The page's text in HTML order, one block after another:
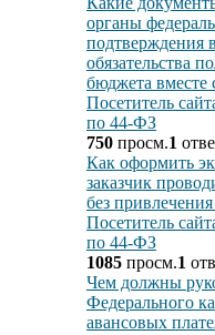
органы
подтверждения
обязательства
бюджета вместе
Посетитель
по 44-ФЗ
750 просм.1
Как оформить
заказчик
без
Посетитель
по 44-ФЗ
1085 просм.1
Чем должны
Федерального
авансовых